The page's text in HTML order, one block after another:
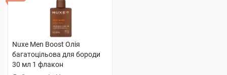
Nuxe Men Boost Олія
багатоцільова для бороди
30 мл 1 флакон